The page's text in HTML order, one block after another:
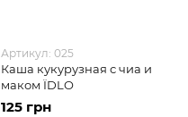
Артикул: 025
Каша кукурузная с чиа и
маком ЇDLO
125 грн